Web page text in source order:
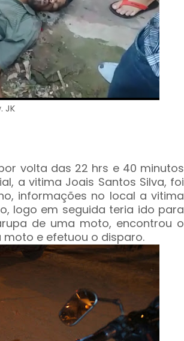
JK
volta das 22 hrs e 40 minutos
a vitima Joais Santos Silva, foi
informações no local a vitima
logo em seguida teria ido para
de uma moto, encontrou o
e efetuou o disparo.